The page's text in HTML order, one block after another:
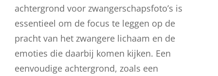
achtergrond voor zwangerschapsfoto’s is
essentieel om de focus te leggen op de
pracht van het zwangere lichaam en de
emoties die daarbij komen kijken. Een
eenvoudige achtergrond, zoals een